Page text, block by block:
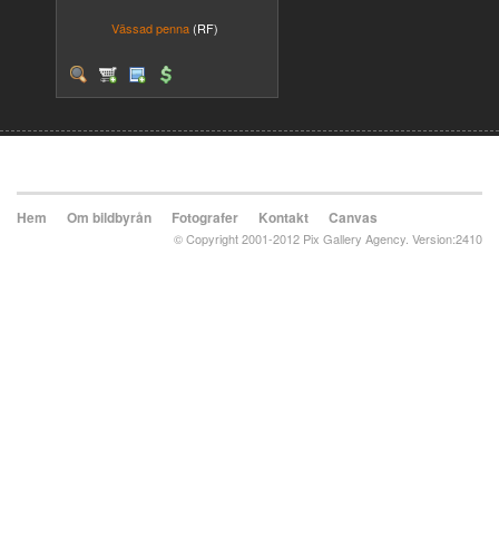
Vässad penna (RF)
Hem Om bildbyrån Fotografer Kontakt Canvas
© Copyright 2001-2012 Pix Gallery Agency. Version:2410